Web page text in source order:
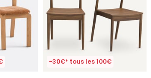
-30€* tous les 100€